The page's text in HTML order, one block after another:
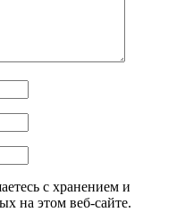
с хранением и
на этом веб-сайте.